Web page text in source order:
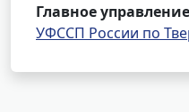
Главное управление
УФССП России по